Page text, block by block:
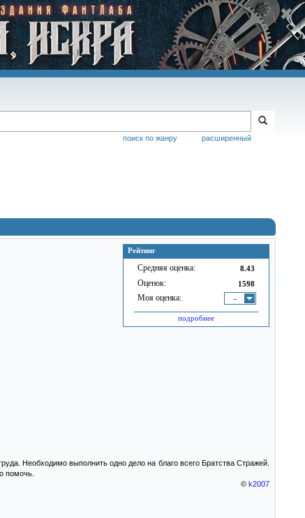
расширенный
поиск по жанру
Рейтинг
Средняя оценка: 8.43
Оценок: 1598
Моя оценка: -
подробнее
Необходимо выполнить одно дело на благо всего Братства Стражей.
помочь.
© k2007